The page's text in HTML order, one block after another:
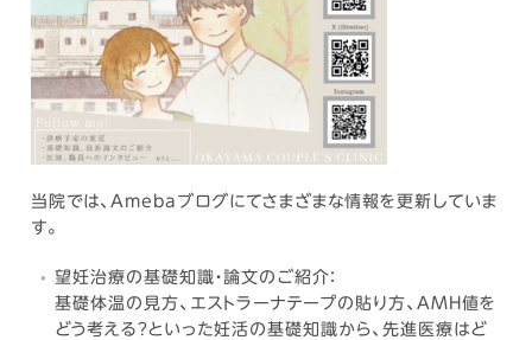
当院では、Amebaブログにてさまざまな情報を更新していま
す。
望妊治療の基礎知識・論文のご紹介：
基礎体温の見方、エストラーナテープの貼り方、AMH値を
どう考える？といった妊活の基礎知識から、先進医療はど